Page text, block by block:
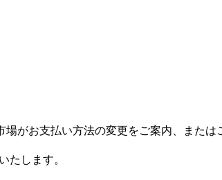
がお支払い方法の変更をご案内、または
たします。